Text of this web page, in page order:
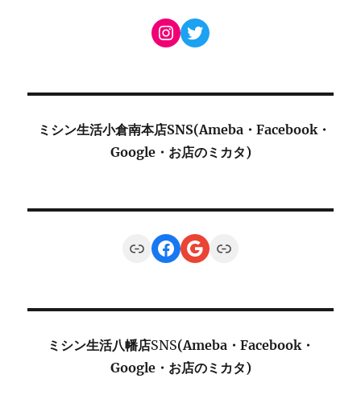
Instagram
Twitter
ミシン生活小倉南本店SNS(Ameba・Facebook・
Google・お店のミカタ)
LinkFacebook
Google
Link
ミシン生活八幡店SNS(Ameba・Facebook・
Google・お店のミカタ)